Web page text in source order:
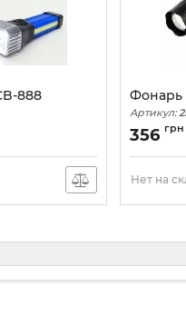
888
Фонарь
Артикул:
356 грн
Нет на